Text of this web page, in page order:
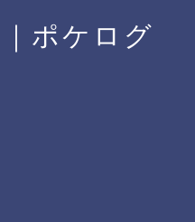
ポケログ